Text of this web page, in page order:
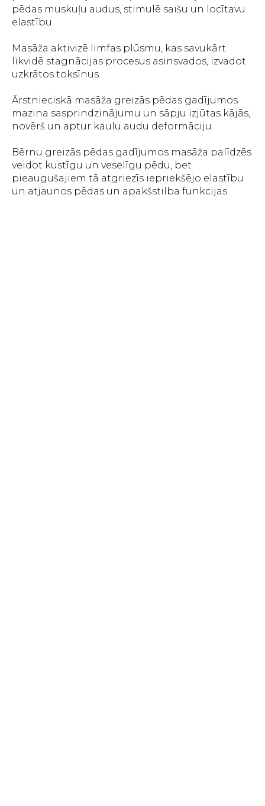
pēdas muskuļu audus, stimulē saišu un locītavu
elastību.
Masāža aktivizē limfas plūsmu, kas savukārt
likvidē stagnācijas procesus asinsvados, izvadot
uzkrātos toksīnus.
Ārstnieciskā masāža greizās pēdas gadījumos
mazina sasprindzinājumu un sāpju izjūtas kājās,
novērš un aptur kaulu audu deformāciju.
Bērnu greizās pēdas gadījumos masāža palīdzēs
veidot kustīgu un veselīgu pēdu, bet
pieaugušajiem tā atgriezīs iepriekšējo elastību
un atjaunos pēdas un apakšstilba funkcijas.